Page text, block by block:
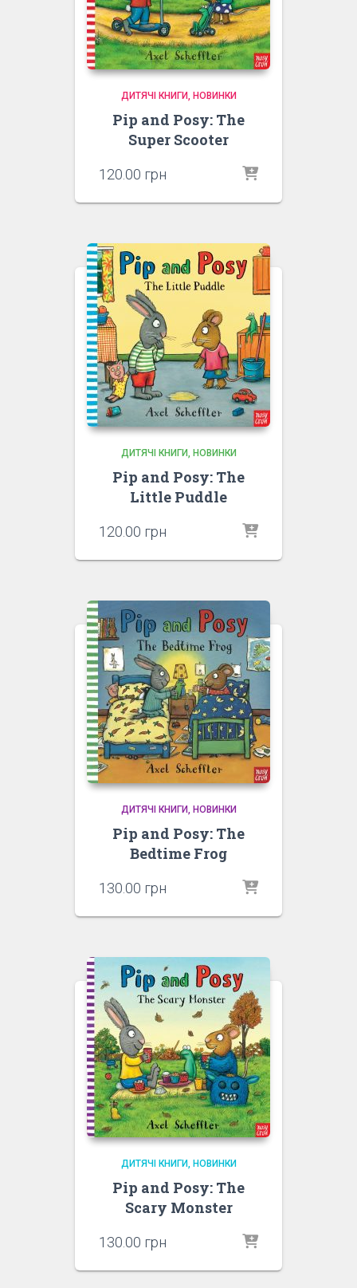
ДИТЯЧІ КНИГИ НОВИНКИ
Pip and Posy: The
Super Scooter
120.00 грн
ДИТЯЧІ КНИГИ НОВИНКИ
Pip and Posy: The
Little Puddle
120.00 грн
ДИТЯЧІ КНИГИ НОВИНКИ
Pip and Posy: The
Bedtime Frog
130.00 грн
ДИТЯЧІ КНИГИ НОВИНКИ
Pip and Posy: The
Scary Monster
130.00 грн